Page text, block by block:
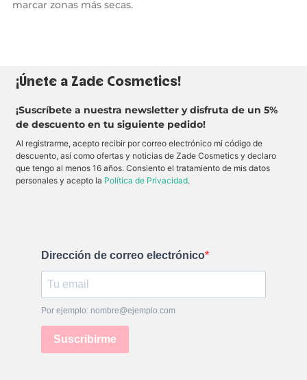
marcar zonas más secas.
¡Únete a Zade Cosmetics!
¡Suscríbete a nuestra newsletter y disfruta de un 5%
de descuento en tu siguiente pedido!
Al registrarme, acepto recibir por correo electrónico mi código de
descuento, así como ofertas y noticias de Zade Cosmetics y declaro
que tengo al menos 16 años. Consiento el tratamiento de mis datos
personales y acepto la Política de Privacidad.
Dirección de correo electrónico
Por ejemplo: nombre@ejemplo.com
Suscribirme